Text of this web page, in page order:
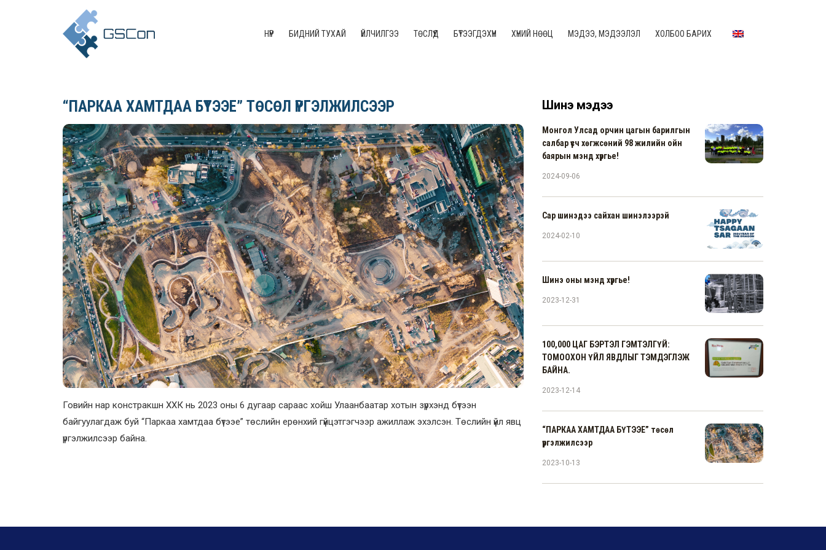
НҮҮР БИДНИЙ ТУХАЙ ҮЙЛЧИЛГЭЭ ТӨСЛҮҮД БҮТЭЭГДЭХҮҮН ХҮНИЙ НӨӨЦ МЭДЭЭ, МЭДЭЭЛЭЛ ХОЛБОО БАРИХ
“ПАРКАА ХАМТДАА БҮТЭЭЕ” ТӨСӨЛ ҮРГЭЛЖИЛСЭЭР
Говийн нар констракшн ХХК нь 2023 оны 6 дугаар сараас хойш Улаанбаатар хотын зүрхэнд бүтээн
байгуулагдаж буй “Паркаа хамтдаа бүтээе” төслийн ерөнхий гүйцэтгэгчээр ажиллаж эхэлсэн. Төслийн үйл явц
үргэлжилсээр байна.
Шинэ мэдээ
Монгол Улсад орчин цагын барилгын
салбар үүсч хөгжсөний 98 жилийн ойн
баярын мэнд хүргье!
2024-09-06
Сар шинэдээ сайхан шинэлээрэй
2024-02-10
Шинэ оны мэнд хүргье!
2023-12-31
100,000 ЦАГ БЭРТЭЛ ГЭМТЭЛГҮЙ:
ТОМООХОН ҮЙЛ ЯВДЛЫГ ТЭМДЭГЛЭЖ
БАЙНА.
2023-12-14
“ПАРКАА ХАМТДАА БҮТЭЭЕ” төсөл
үргэлжилсээр
2023-10-13